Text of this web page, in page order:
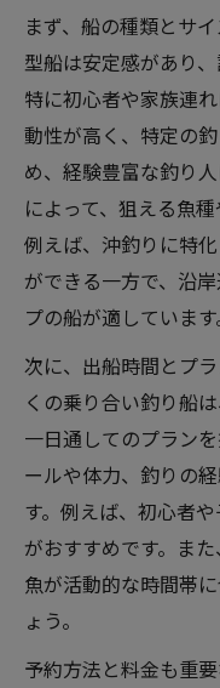
まず、船の種類とサ
型船は安定感があり
特に初心者や家族連
動性が高く、特定の
め、経験豊富な釣り
によって、狙える魚
例えば、沖釣りに特
ができる一方で、沿
プの船が適しています
次に、出船時間とプ
くの乗り合い釣り船
一日通してのプラン
ールや体力、釣りの
す。例えば、初心者
がおすすめです。ま
魚が活動的な時間帯
ょう。
予約方法と料金も重